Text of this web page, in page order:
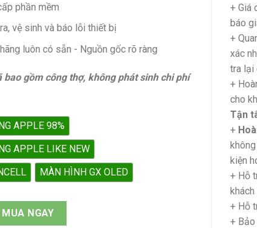
phần mềm
vệ sinh và báo lỗi thiết bị
luôn có sẵn - Nguồn gốc rõ ràng
bao gồm công thợ, không phát sinh chi phí
APPLE 98%
APPLE LIKE NEW
MÀN HÌNH GX OLED
Plus quantity
MUA NGAY
+ Giá
báo
+
xác
tra lại
+
cho
Tận
+
kiện
+ Hỗ
khách
+ Hỗ
+